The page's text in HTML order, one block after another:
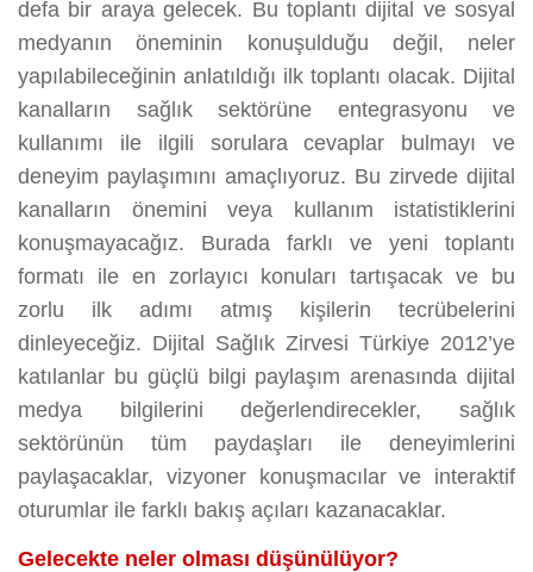
defa bir araya gelecek. Bu toplantı dijital ve sosyal
medyanın öneminin konuşulduğu değil, neler
yapılabileceğinin anlatıldığı ilk toplantı olacak. Dijital
kanalların sağlık sektörüne entegrasyonu ve
kullanımı ile ilgili sorulara cevaplar bulmayı ve
deneyim paylaşımını amaçlıyoruz. Bu zirvede dijital
kanalların önemini veya kullanım istatistiklerini
konuşmayacağız. Burada farklı ve yeni toplantı
formatı ile en zorlayıcı konuları tartışacak ve bu
zorlu ilk adımı atmış kişilerin tecrübelerini
dinleyeceğiz. Dijital Sağlık Zirvesi Türkiye 2012’ye
katılanlar bu güçlü bilgi paylaşım arenasında dijital
medya bilgilerini değerlendirecekler, sağlık
sektörünün tüm paydaşları ile deneyimlerini
paylaşacaklar, vizyoner konuşmacılar ve interaktif
oturumlar ile farklı bakış açıları kazanacaklar.
Gelecekte neler olması düşünülüyor?